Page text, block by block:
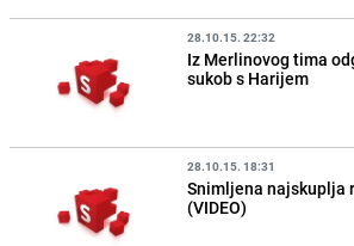
28.10.15. 22:32
Iz Merlinovog tima
sukob s Harijem
28.10.15. 18:31
Snimljena najskuplja
(VIDEO)